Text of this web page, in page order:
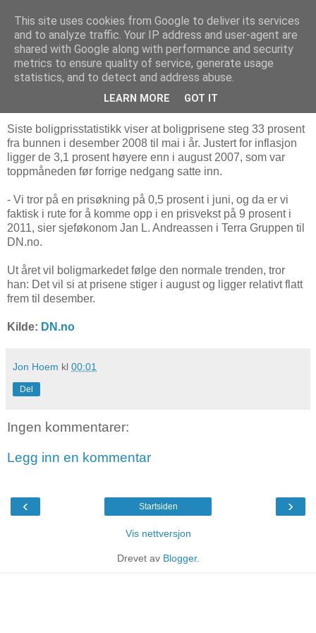
Arkitektur & Miljøteknologi
01 juli 2011
- Boligprisene stiger 9-10 % i år
Siste boligprisstatistikk viser at boligprisene steg 33 prosent
fra bunnen i desember 2008 til mai i år. Justert for inflasjon
ligger de 3,1 prosent høyere enn i august 2007, som var
toppmåneden før forrige nedgang satte inn.
- Vi tror på en prisøkning på 0,5 prosent i juni, og da er vi
faktisk i rute for å komme opp i en prisvekst på 9 prosent i
2011, sier sjeføkonom Jan L. Andreassen i Terra Gruppen til
DN.no.
Ut året vil boligmarkedet følge den normale trenden, tror
han: Det vil si at prisene stiger i august og ligger relativt flatt
frem til desember.
Kilde: DN.no
Jon Hoem kl 00:01
Del
Ingen kommentarer:
Legg inn en kommentar
‹ ›
Startsiden
Vis nettversjon
Drevet av Blogger.
This site uses cookies from Google to deliver its services
and to analyze traffic. Your IP address and user-agent are
shared with Google along with performance and security
metrics to ensure quality of service, generate usage
statistics, and to detect and address abuse.
LEARN MORE GOT IT